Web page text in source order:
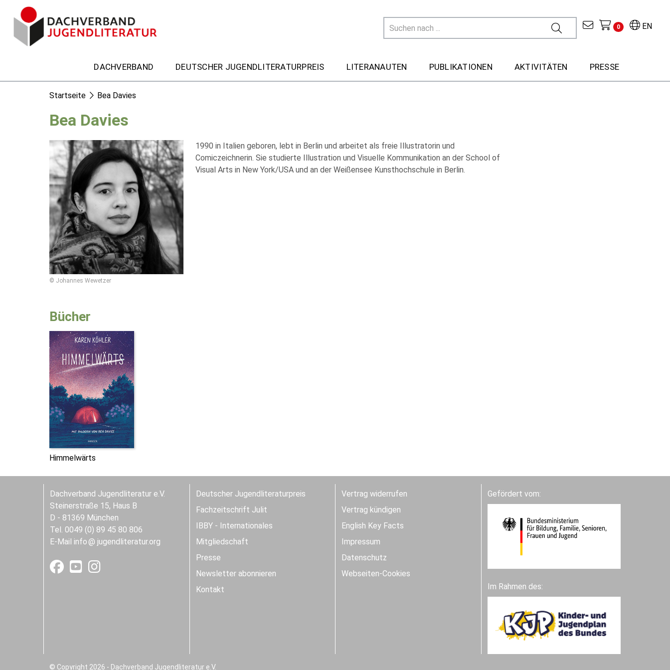
EN
0
DACHVERBAND DEUTSCHER JUGENDLITERATURPREIS LITERANAUTEN PUBLIKATIONEN AKTIVITÄTEN PRESSE
Startseite Bea Davies
Bea Davies
© Johannes Wewetzer
1990 in Italien geboren, lebt in Berlin und arbeitet als freie Illustratorin und
Comiczeichnerin. Sie studierte Illustration und Visuelle Kommunikation an der School of
Visual Arts in New York/USA und an der Weißensee Kunsthochschule in Berlin.
Bücher
Himmelwärts
Dachverband Jugendliteratur e.V.
Steinerstraße 15, Haus B
D - 81369 München
Tel. 0049 (0) 89 45 80 806
E-Mail info jugendliteratur.org
Deutscher Jugendliteraturpreis
Fachzeitschrift Julit
IBBY - Internationales
Mitgliedschaft
Presse
Newsletter abonnieren
Kontakt
Vertrag widerrufen
Vertrag kündigen
English Key Facts
Impressum
Datenschutz
Webseiten-Cookies
Gefördert vom:
Im Rahmen des:
© Copyright 2026 - Dachverband Jugendliteratur e.V.